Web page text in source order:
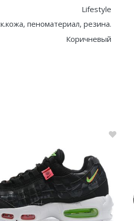
Lifestyle
пеноматериал, резина.
Коричневый